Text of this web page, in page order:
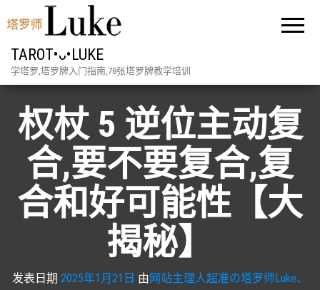
TAROT•ᴗ•LUKE
学塔罗,塔罗牌入门指南,78张塔罗牌教学培训
权杖 5 逆位主动复
合,要不要复合,复
合和好可能性【大
揭秘】
发表日期 2025年1月21日 由网站主理人超准の塔罗师Luke、